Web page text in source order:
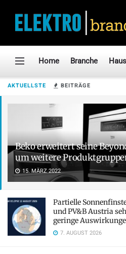
AKTUELLSTE BEITRÄGE
Beko erweitert seine
um weitere
15. MÄRZ 2022
Partielle
und PV&B Austria
geringe
7. AUGUST 2026
Home Branche